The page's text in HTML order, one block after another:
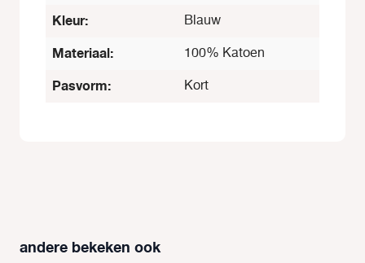
Kleur: Blauw
Materiaal: 100% Katoen
Pasvorm: Kort
Productgalerij overslaan
andere bekeken ook